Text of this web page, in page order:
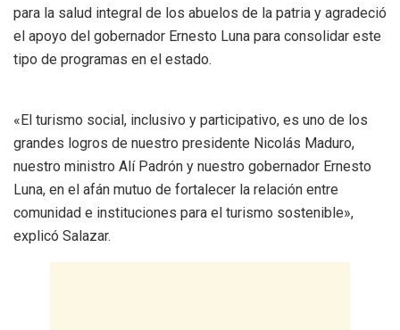
para la salud integral de los abuelos de la patria y agradeció
el apoyo del gobernador Ernesto Luna para consolidar este
tipo de programas en el estado.
«El turismo social, inclusivo y participativo, es uno de los
grandes logros de nuestro presidente Nicolás Maduro,
nuestro ministro Alí Padrón y nuestro gobernador Ernesto
Luna, en el afán mutuo de fortalecer la relación entre
comunidad e instituciones para el turismo sostenible»,
explicó Salazar.